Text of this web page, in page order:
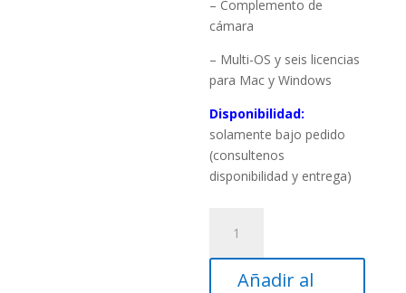
– Complemento de
cámara
– Multi-OS y seis licencias
para Mac y Windows
Disponibilidad:
solamente bajo pedido
(consultenos
disponibilidad y entrega)
Paramount
ME
Añadir al